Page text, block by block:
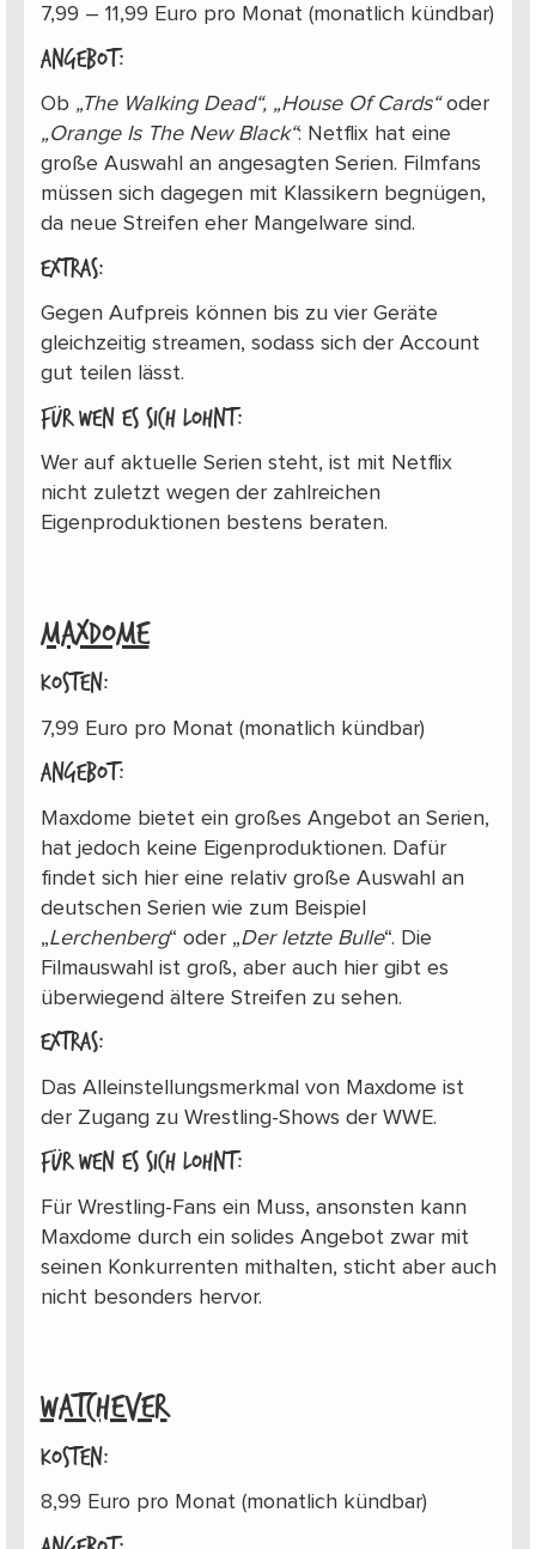
7,99 – 11,99 Euro pro Monat (monatlich kündbar)
Angebot:
Ob „The Walking Dead“, „House Of Cards“oder
„Orange Is The New Black“: Netflix hat eine
große Auswahl an angesagten Serien. Filmfans
müssen sich dagegen mit Klassikern begnügen,
da neue Streifen eher Mangelware sind.
Extras:
Gegen Aufpreis können bis zu vier Geräte
gleichzeitig streamen, sodass sich der Account
gut teilen lässt.
Für wen es sich lohnt:
Wer auf aktuelle Serien steht, ist mit Netflix
nicht zuletzt wegen der zahlreichen
Eigenproduktionen bestens beraten.
MAXDOME
Kosten:
7,99 Euro pro Monat (monatlich kündbar)
Angebot:
Maxdome bietet ein großes Angebot an Serien,
hat jedoch keine Eigenproduktionen. Dafür
findet sich hier eine relativ große Auswahl an
deutschen Serien wie zum Beispiel
„Lerchenberg“ oder „Der letzte Bulle“. Die
Filmauswahl ist groß, aber auch hier gibt es
überwiegend ältere Streifen zu sehen.
Extras:
Das Alleinstellungsmerkmal von Maxdome ist
der Zugang zu Wrestling-Shows der WWE.
Für wen es sich lohnt:
Für Wrestling-Fans ein Muss, ansonsten kann
Maxdome durch ein solides Angebot zwar mit
seinen Konkurrenten mithalten, sticht aber auch
nicht besonders hervor.
WATCHEVER
Kosten:
8,99 Euro pro Monat (monatlich kündbar)